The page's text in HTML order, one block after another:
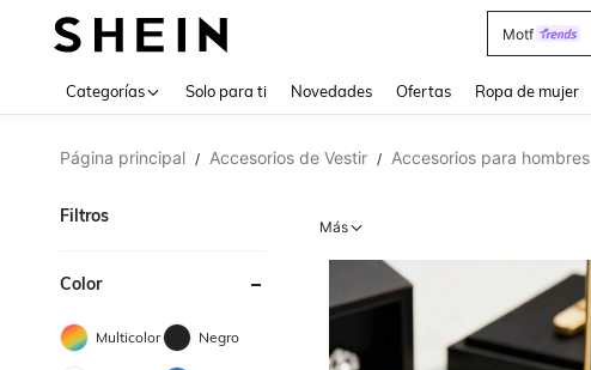
Campera
Categorías Solo para ti Novedades Ofertas Ropa de mujer
Página principal / Accesorios de Vestir / Accesorios para hombres
Filtros
Color
Multicolor Negro
Más